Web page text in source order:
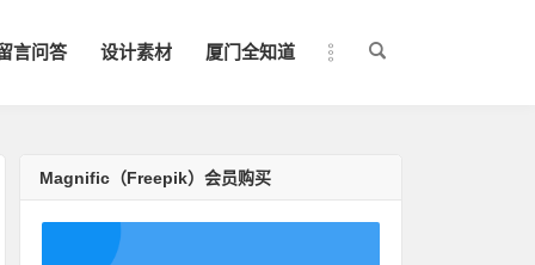
言问答 设计素材 厦门全知道
Magnific（Freepik）会员购买